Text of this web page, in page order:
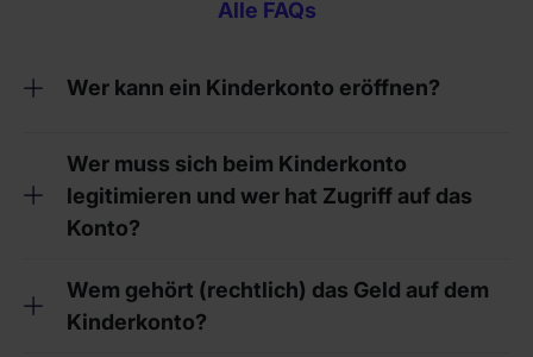
Alle FAQs
Wer kann ein Kinderkonto eröffnen?
Wer muss sich beim Kinderkonto
legitimieren und wer hat Zugriff auf das
Konto?
Wem gehört (rechtlich) das Geld auf dem
Kinderkonto?